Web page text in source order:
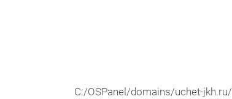
C:/OSPanel/domains/uchet-jkh.ru/